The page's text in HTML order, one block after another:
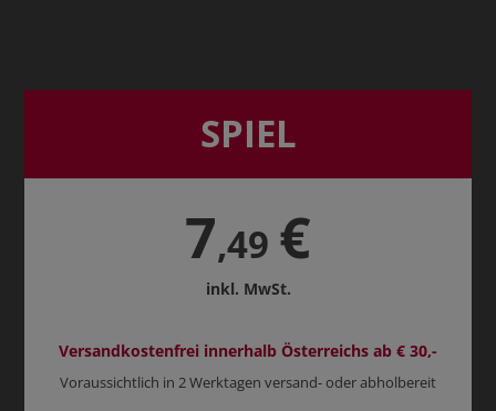
SPIEL
7,49 €
inkl. MwSt.
Versandkostenfrei innerhalb Österreichs ab € 30,-
Voraussichtlich in 2 Werktagen versand- oder abholbereit